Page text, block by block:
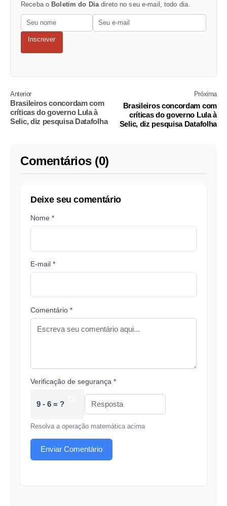
Receba o Boletim do Diadireto no seu e-mail, todo dia.
Inscrever
Anterior
Brasileiros concordam com
críticas do governo Lula à
Selic, diz pesquisa Datafolha
Próxima
Brasileiros concordam com
críticas do governo Lula à
Selic, diz pesquisa Datafolha
Comentários (0)
Deixe seu comentário
Nome *
E-mail *
Comentário *
Verificação de segurança *
9 - 6 = ?
Resolva a operação matemática acima
Enviar Comentário